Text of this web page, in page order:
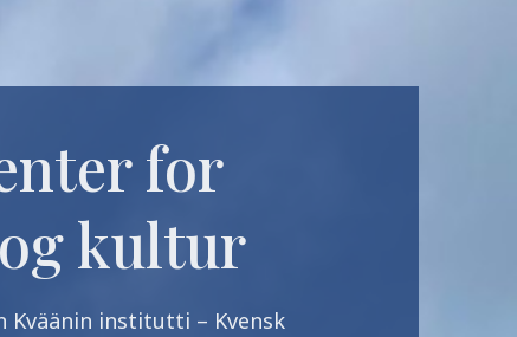
for
kultur
Kväänin institutti – Kvensk